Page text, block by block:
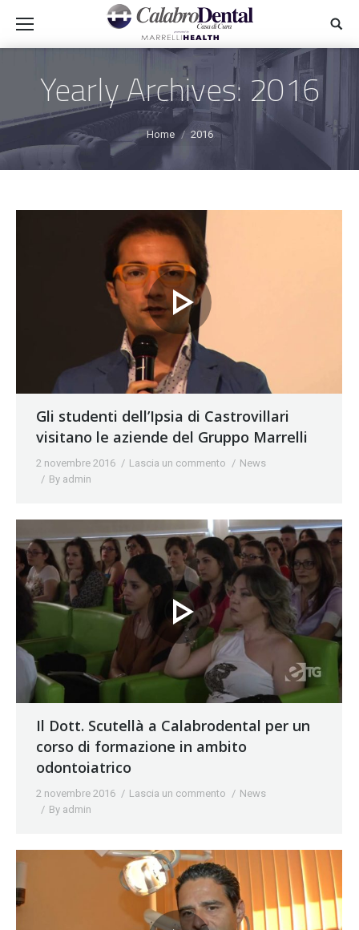
Yearly Archives: 2016
You are here:
Home 2016
Gli studenti dell’Ipsia di Castrovillari
visitano le aziende del Gruppo Marrelli
2 novembre 2016 Lascia un commento
News
By admin
Il Dott. Scutellà a Calabrodental per un
corso di formazione in ambito
odontoiatrico
2 novembre 2016 Lascia un commento
News
By admin